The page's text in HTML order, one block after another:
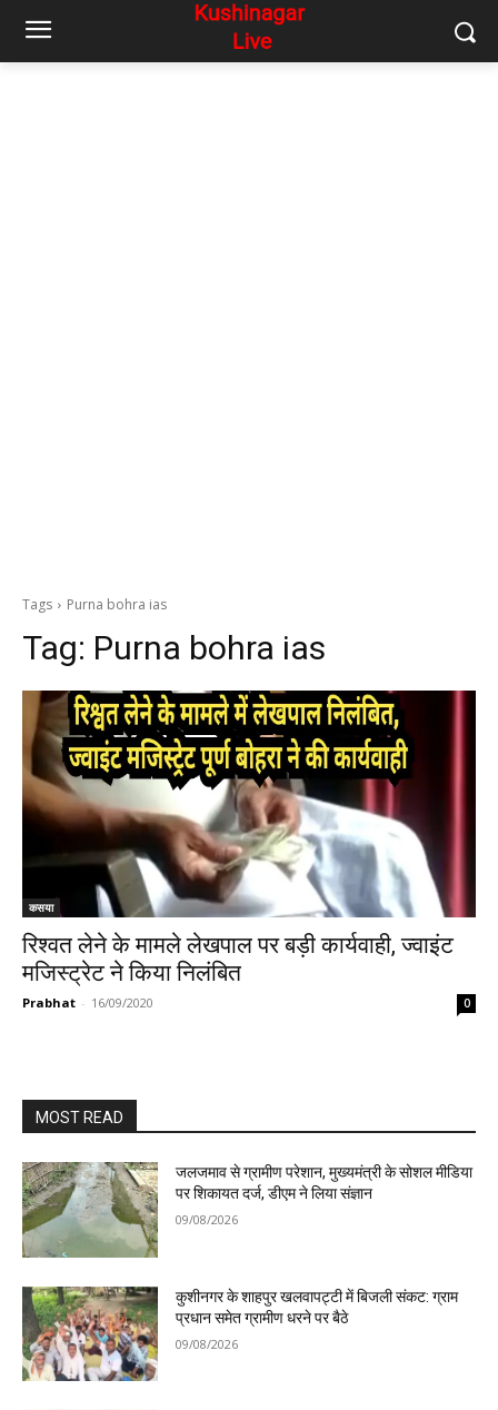
Tags Purna bohra ias
Tag: Purna bohra ias
कसया
रिश्वत लेने के मामले लेखपाल पर बड़ी कार्यवाही, ज्वाइंट
मजिस्ट्रेट ने किया निलंबित
Prabhat - 16/09/2020 0
MOST READ
जलजमाव से ग्रामीण परेशान, मुख्यमंत्री के सोशल मीडिया
पर शिकायत दर्ज, डीएम ने लिया संज्ञान
09/08/2026
कुशीनगर के शाहपुर खलवापट्टी में बिजली संकट: ग्राम
प्रधान समेत ग्रामीण धरने पर बैठे
09/08/2026